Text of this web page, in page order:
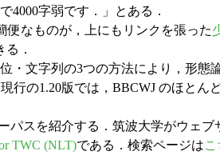
4000字弱です．」とある．
なものが，上にもリンクを張った
．
・文字列の3つの方法により，形態
行の1.20版では，BBCWJ のほと
スを紹介する．筑波大学がウェ
TWC (NLT)である．検索ページはこ